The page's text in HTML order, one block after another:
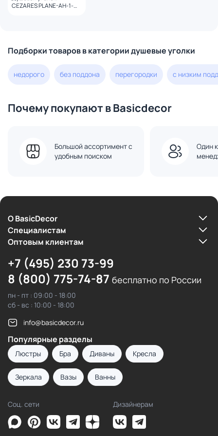
CEZARES PLANE-AH-1-
Подборки товаров в категории душевые уголки
недорого без поддона перегородки с низким
Почему покупают в Basicdecor
Большой ассортимент с
удобным поиском
Один
О BasicDecor
Cпециалистам
Оптовым клиентам
+7 (495) 230 73-99
8 (800) 775-74-87 бесплатно по России
пн - пт : 09:00 - 18:00
сб - вс : 10:00 - 18:00
info@basicdecor.ru
Популярные разделы
Люстры Бра Диваны Кресла
Зеркала Вазы Ванны
Соц. сети Дизайнерам